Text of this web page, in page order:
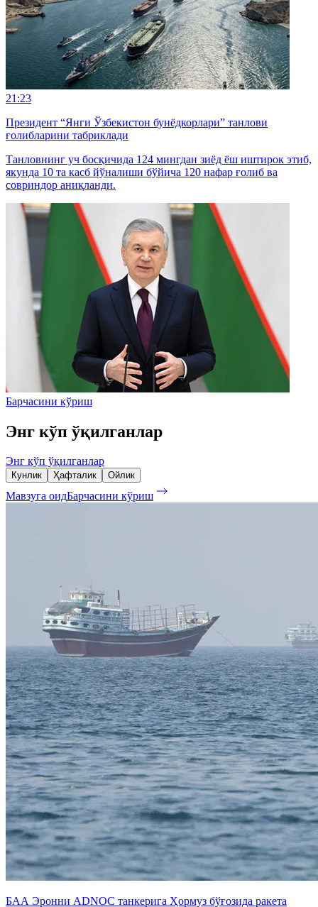
21:23
Президент “Янги Ўзбекистон бунёдкорлари” танлови
ғолибларини табриклади
Танловнинг уч босқичида 124 мингдан зиёд ёш иштирок этиб,
якунда 10 та касб йўналиши бўйича 120 нафар ғолиб ва
совриндор аниқланди.
Барчасини кўриш
Энг кўп ўқилганлар
Энг кўп ўқилганлар
Кунлик Ҳафталик Ойлик
Мавзуга оидБарчасини кўриш
БАА Эронни ADNOC танкерига Ҳормуз бўғозида ракета